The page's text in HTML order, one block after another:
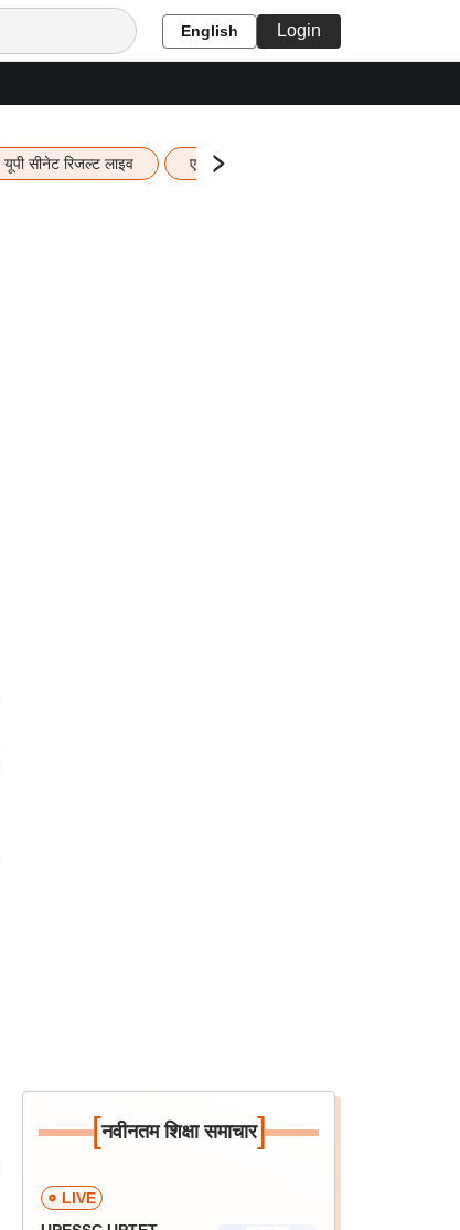
English Login
यूपी सीनेट रिजल्ट लाइव एचबीएसई 12वीं का रिजल्ट लाइव
[नवीनतम शिक्षा समाचार]
LIVE